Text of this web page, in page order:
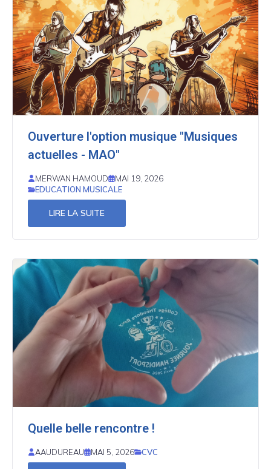
Ouverture l'option musique "Musiques
actuelles - MAO"
MERWAN HAMOUD
MAI 19, 2026
EDUCATION MUSICALE
LIRE LA SUITE
Quelle belle rencontre !
AAUDUREAU MAI 5, 2026 CVC